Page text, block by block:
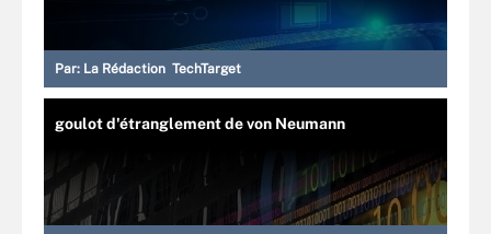
Par: La Rédaction TechTarget
goulot d'étranglement de von Neumann